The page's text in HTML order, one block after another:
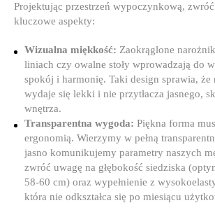
Projektując przestrzeń wypoczynkową,
kluczowe aspekty:
Wizualna miękkość: Zaokrąglone
liniach czy owalne stoły wprowadzają do
spokój i harmonię. Taki design sprawia, że
wydaje się lekki i nie przytłacza jasnego,
wnętrza.
Transparentna wygoda: Piękna forma
ergonomią. Wierzymy w pełną
jasno komunikujemy parametry naszych
zwróć uwagę na głębokość siedziska
58-60 cm) oraz wypełnienie z
która nie odkształca się po miesiącu